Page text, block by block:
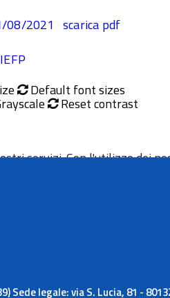
08/2021 scarica pdf
Default font sizes
Reset contrast
Sede legale: via S. Lucia, 81 -
servizi. Con l'utilizzo dei